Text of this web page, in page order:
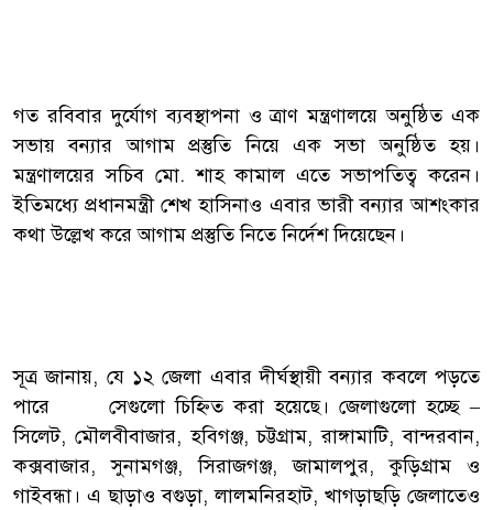
গত রবিবার দুর্যোগ ব্যবস্থাপনা ও ত্রাণ মন্ত্রণালয়ে অনুষ্ঠিত এক
সভায় বন্যার আগাম প্রস্তুতি নিয়ে এক সভা অনুষ্ঠিত হয়।
মন্ত্রণালয়ের সচিব মো. শাহ কামাল এতে সভাপতিত্ব করেন।
ইতিমধ্যে প্রধানমন্ত্রী শেখ হাসিনাও এবার ভারী বন্যার আশংকার
কথা উল্লেখ করে আগাম প্রস্তুতি নিতে নির্দেশ দিয়েছেন।
সূত্র জানায়, যে ১২ জেলা এবার দীর্ঘস্থায়ী বন্যার কবলে পড়তে
পারে সেগুলো চিহ্নিত করা হয়েছে। জেলাগুলো হচ্ছে –
সিলেট, মৌলবীবাজার, হবিগঞ্জ, চট্টগ্রাম, রাঙ্গামাটি, বান্দরবান,
কক্সবাজার, সুনামগঞ্জ, সিরাজগঞ্জ, জামালপুর, কুড়িগ্রাম ও
গাইবন্ধা। এ ছাড়াও বগুড়া, লালমনিরহাট, খাগড়াছড়ি জেলাতেও